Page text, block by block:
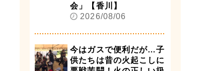
会」【香川】
2026/08/06
今はガスで便利だが…子
供たちは昔の火起こしに